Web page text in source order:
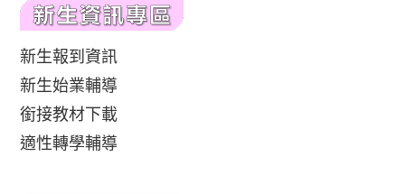
新生報到資訊
新生始業輔導
銜接教材下載
適性轉學輔導